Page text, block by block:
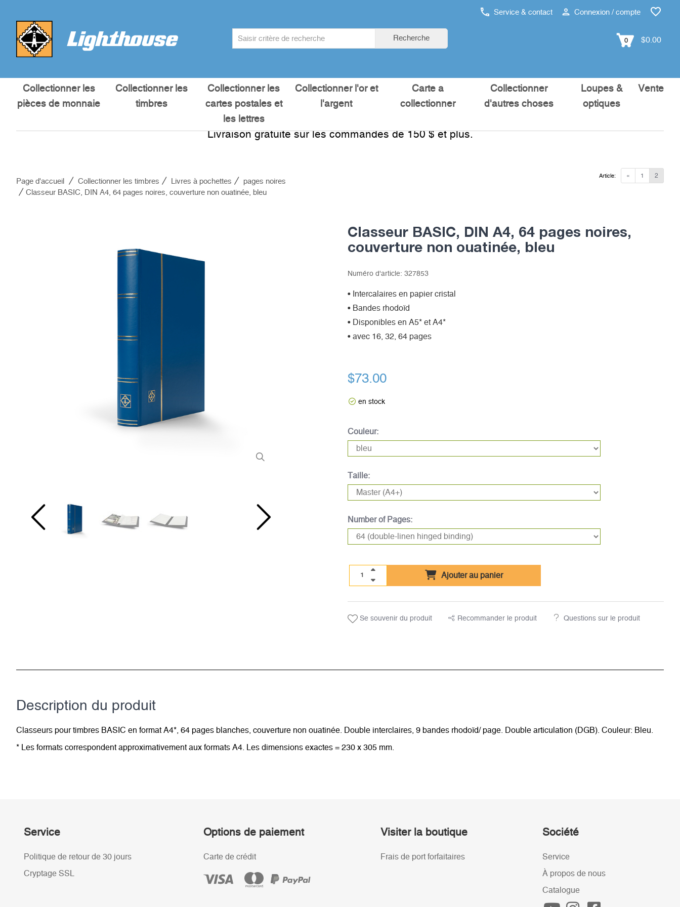
Service & contact Connexion / compte
Recherche 0 $0.00
Collectionner les
pièces de monnaie
Collectionner les
timbres
Collectionner les
cartes postales et
les lettres
Collectionner l'or et
l'argent
Carte a
collectionner
Collectionner
d'autres choses
Loupes &
optiques
Vente
Livraison gratuite sur les commandes de 150 $ et plus.
Page d'accueil Collectionner les timbres Livres à pochettes
pages noires
Classeur BASIC, DIN A4, 64 pages noires, couverture non ouatinée, bleu
« 1 2
Article:
Classeur BASIC, DIN A4, 64 pages noires,
couverture non ouatinée, bleu
Numéro d'article: 327853
• Intercalaires en papier cristal
• Bandes rhodoïd
• Disponibles en A5* et A4*
• avec 16, 32, 64 pages
$73.00
en stock
Couleur:
Taille:
Number of Pages:
Ajouter au panier
Se souvenir du produit Recommander le produit Questions sur le produit
Description du­ produit
Classeurs pour timbres BASIC en format A4*, 64 pages blanches, couverture non ouatinée. Double interclaires, 9 bandes rhodoïd/ page. Double articulation (DGB). Couleur: Bleu.
* Les formats correspondent approximativement aux formats A4. Les dimensions exactes = 230 x 305 mm.
Service
Politique de retour de 30 jours
Cryptage SSL
Options de paiement
Carte de crédit
Visiter la boutique
Frais de port forfaitaires
Société
Service
À propos de nous
Catalogue